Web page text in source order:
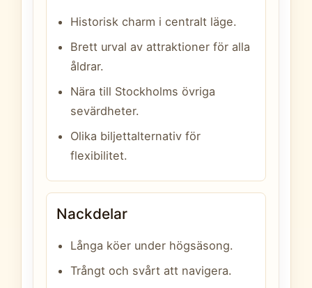
Historisk charm i centralt läge.
Brett urval av attraktioner för alla
åldrar.
Nära till Stockholms övriga
sevärdheter.
Olika biljettalternativ för
flexibilitet.
Nackdelar
Långa köer under högsäsong.
Trångt och svårt att navigera.